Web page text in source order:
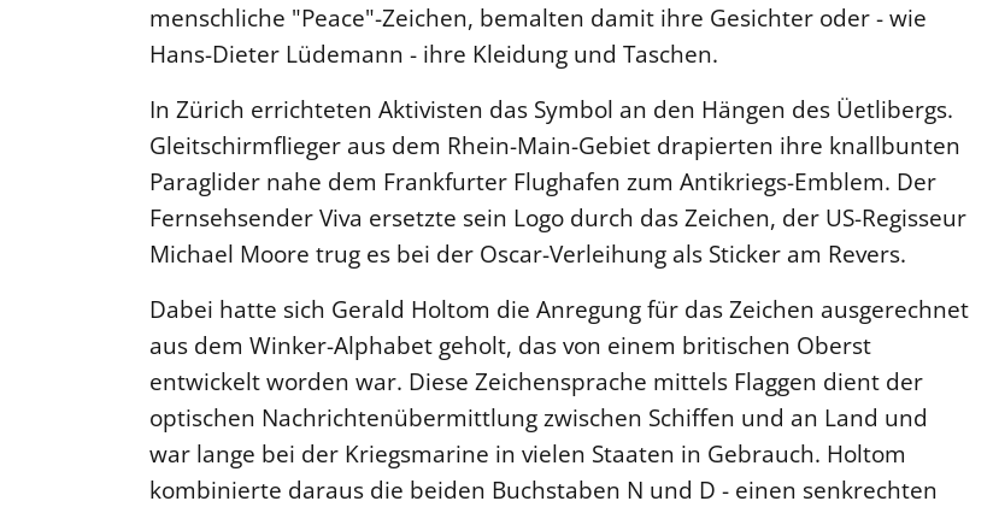
menschliche "Peace"-Zeichen, bemalten damit ihre Gesichter oder - wie
Hans-Dieter Lüdemann - ihre Kleidung und Taschen.
In Zürich errichteten Aktivisten das Symbol an den Hängen des Üetlibergs.
Gleitschirmflieger aus dem Rhein-Main-Gebiet drapierten ihre knallbunten
Paraglider nahe dem Frankfurter Flughafen zum Antikriegs-Emblem. Der
Fernsehsender Viva ersetzte sein Logo durch das Zeichen, der US-Regisseur
Michael Moore trug es bei der Oscar-Verleihung als Sticker am Revers.
Dabei hatte sich Gerald Holtom die Anregung für das Zeichen ausgerechnet
aus dem Winker-Alphabet geholt, das von einem britischen Oberst
entwickelt worden war. Diese Zeichensprache mittels Flaggen dient der
optischen Nachrichtenübermittlung zwischen Schiffen und an Land und
war lange bei der Kriegsmarine in vielen Staaten in Gebrauch. Holtom
kombinierte daraus die beiden Buchstaben N und D - einen senkrechten